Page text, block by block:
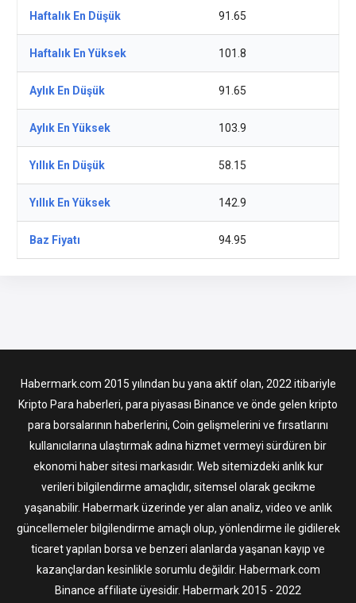
Haftalık En Düşük 91.65
Haftalık En Yüksek 101.8
Aylık En Düşük 91.65
Aylık En Yüksek 103.9
Yıllık En Düşük 58.15
Yıllık En Yüksek 142.9
Baz Fiyatı 94.95
Habermark.com 2015 yılından bu yana aktif olan, 2022 itibariyle
Kripto Para haberleri, para piyasası Binance ve önde gelen kripto
para borsalarının haberlerini, Coin gelişmelerini ve fırsatlarını
kullanıcılarına ulaştırmak adına hizmet vermeyi sürdüren bir
ekonomi haber sitesi markasıdır. Web sitemizdeki anlık kur
verileri bilgilendirme amaçlıdır, sitemsel olarak gecikme
yaşanabilir. Habermark üzerinde yer alan analiz, video ve anlık
güncellemeler bilgilendirme amaçlı olup, yönlendirme ile gidilerek
ticaret yapılan borsa ve benzeri alanlarda yaşanan kayıp ve
kazançlardan kesinlikle sorumlu değildir. Habermark.com
Binance affiliate üyesidir. Habermark 2015 - 2022